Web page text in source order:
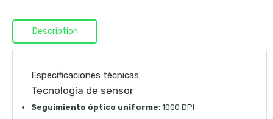
Description
Especificaciones técnicas
Tecnología de sensor
Seguimiento óptico uniforme: 1000 DPI